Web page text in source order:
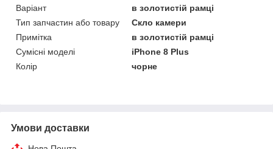
Варіант
в золотистій рамці
Тип запчастин або товару
Скло камери
Примітка
в золотистій рамці
Сумісні моделі
iPhone 8 Plus
Колір
чорне
Умови доставки